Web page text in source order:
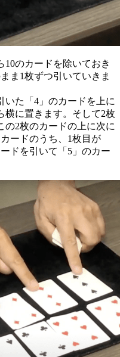
10のカードを除いておき
ま1枚ずつ引いていきま
いた「4」のカードを上に
横に置きます。そして2枚
の2枚のカードの上に次に
ードのうち、1枚目が
ドを引いて「5」のカー